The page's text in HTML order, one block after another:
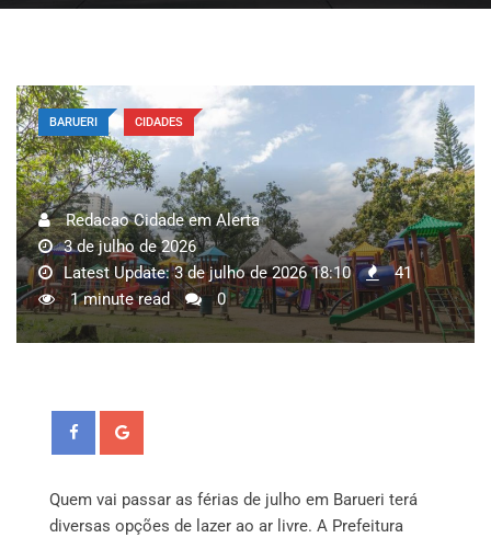
BARUERI CIDADES
Redacao Cidade em Alerta
3 de julho de 2026
Latest Update: 3 de julho de 2026 18:10
41
1 minute read
0
Quem vai passar as férias de julho em Barueri terá
diversas opções de lazer ao ar livre. A Prefeitura